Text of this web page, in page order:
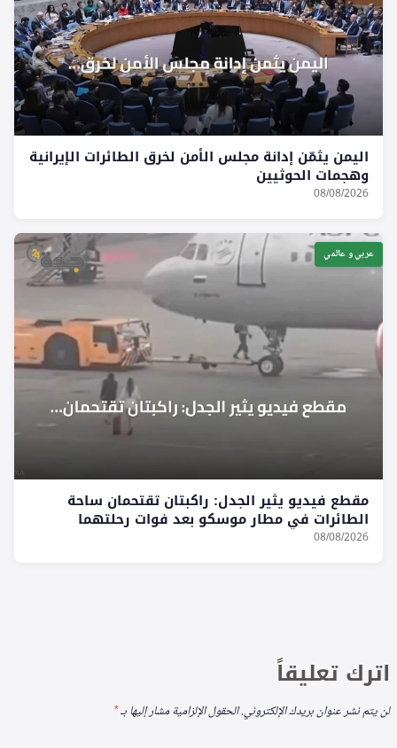
اليمن يثمّن إدانة مجلس الأمن لخرق الطائرات الإيرانية
وهجمات الحوثيين
08/08/2026
عربي و عالمي
مقطع فيديو يثير الجدل: راكبتان تقتحمان ساحة
الطائرات في مطار موسكو بعد فوات رحلتهما
08/08/2026
اترك تعليقاً
لن يتم نشر عنوان بريدك الإلكتروني.الحقول الإلزامية مشار إليها بـ*